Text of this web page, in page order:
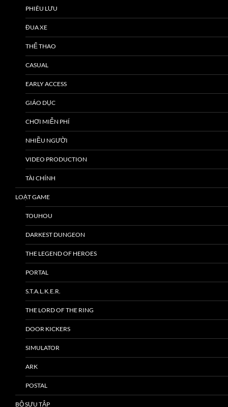
PHIÊU LƯU
ĐUA XE
THỂ THAO
CASUAL
EARLY ACCESS
GIÁO DỤC
CHƠI MIỄN PHÍ
NHIỀU NGƯỜI
VIDEO PRODUCTION
TÀI CHÍNH
LOẠT GAME
TOUHOU
DARKEST DUNGEON
THE LEGEND OF HEROES
PORTAL
S.T.A.L.K.E.R.
THE LORD OF THE RING
DOOR KICKERS
SIMULATOR
ARK
POSTAL
BỘ SƯU TẬP